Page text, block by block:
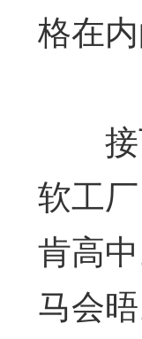
格在
接
软工
肯高
马会晤